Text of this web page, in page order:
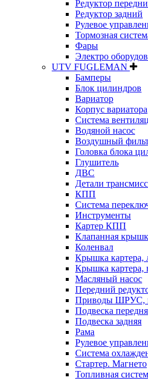
Редуктор
Редуктор задний
Рулевое
Тормозная
Фары
Электро
UTV FUGLEMAN
Бамперы
Блок цилиндров
Вариатор
Корпус вариатора
Система
Водяной насос
Воздушный
Головка блока
Глушитель
ДВС
Детали
КПП
Система
Инструменты
Картер КПП
Клапанная
Коленвал
Крышка картера,
Крышка картера,
Масляный насос
Передний
Приводы ШРУС,
Подвеска
Подвеска задняя
Рама
Рулевое
Система
Стартер. Магнето
Топливная